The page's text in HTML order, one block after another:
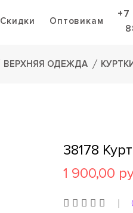
Скидки Оптовикам
+7
ВЕРХНЯЯ ОДЕЖДА
38178
1 900,00